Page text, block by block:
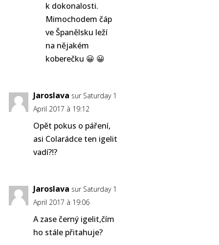
k dokonalosti.
Mimochodem čáp
ve Španělsku leží
na nějakém
koberečku 😀 😀
Jaroslava sur Saturday 1
April 2017 à 19:12
Opět pokus o páření,
asi Colarádce ten igelit
vadí?!?
Jaroslava sur Saturday 1
April 2017 à 19:06
A zase černý igelit,čím
ho stále přitahuje?